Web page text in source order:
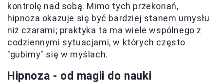
kontrolę nad sobą. Mimo tych przekonań,
hipnoza okazuje się być bardziej stanem umysłu
niż czarami; praktyka ta ma wiele wspólnego z
codziennymi sytuacjami, w których często
"gubimy" się w myślach.
Hipnoza - od magii do nauki